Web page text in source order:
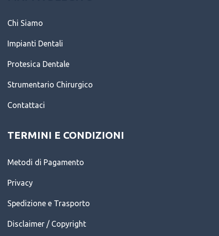
Chi Siamo
Impianti Dentali
Protesica Dentale
Strumentario Chirurgico
Contattaci
TERMINI E CONDIZIONI
Metodi di Pagamento
Privacy
Spedizione e Trasporto
Disclaimer / Copyright